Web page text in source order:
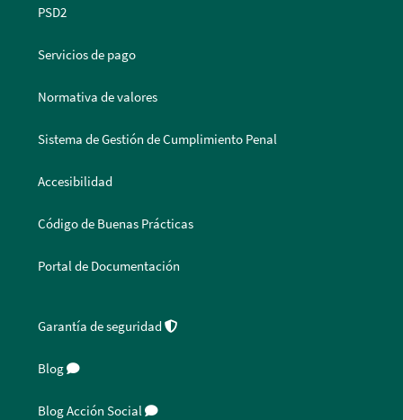
PSD2
Servicios de pago
Normativa de valores
Sistema de Gestión de Cumplimiento Penal
Accesibilidad
Código de Buenas Prácticas
Portal de Documentación
Garantía de seguridad
Blog
Blog Acción Social